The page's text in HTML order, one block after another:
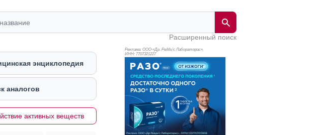
Расширенный поиск
энциклопедия
аналогов
активных веществ
Реклама. ООО «Др. Редди’с Лабораторис»,
ИНН: 7707321227